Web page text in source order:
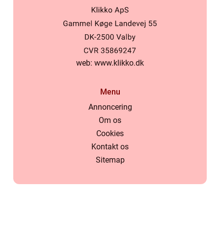
web: www.klikko.dk
Menu
Annoncering
Om os
Cookies
Kontakt os
Sitemap